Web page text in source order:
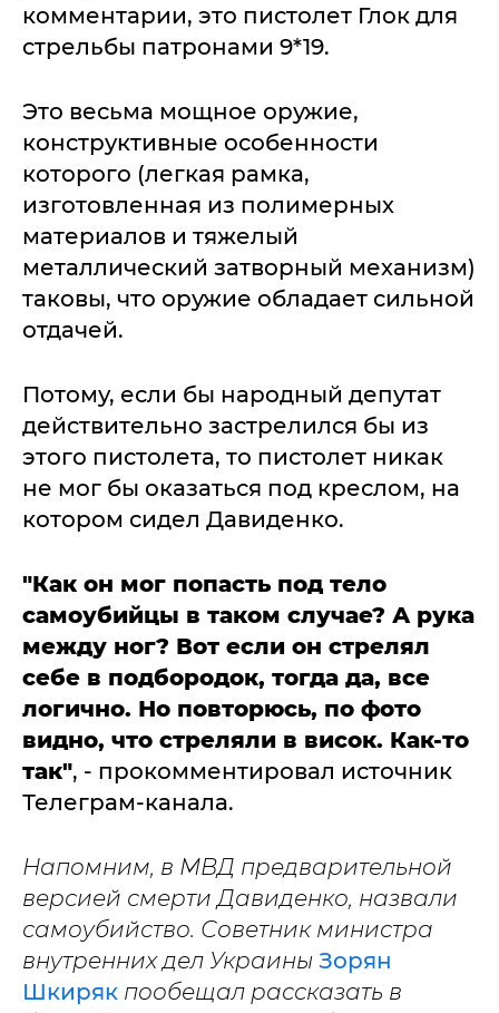
комментарии, это пистолет Глок для
стрельбы патронами 9*19.
Это весьма мощное оружие,
конструктивные особенности
которого (легкая рамка,
изготовленная из полимерных
материалов и тяжелый
металлический затворный механизм)
таковы, что оружие обладает сильной
отдачей.
Потому, если бы народный депутат
действительно застрелился бы из
этого пистолета, то пистолет никак
не мог бы оказаться под креслом, на
котором сидел Давиденко.
"Как он мог попасть под тело
самоубийцы в таком случае? А рука
между ног? Вот если он стрелял
себе в подбородок, тогда да, все
логично. Но повторюсь, по фото
видно, что стреляли в висок. Как-то
так", - прокомментировал источник
Телеграм-канала.
Напомним, в МВД предварительной
версией смерти Давиденко, назвали
самоубийство. Советник министра
внутренних дел Украины Зорян
Шкиряк пообещал рассказать в